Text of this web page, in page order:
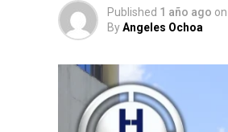
Published 1 año ago on
ByAngeles Ochoa